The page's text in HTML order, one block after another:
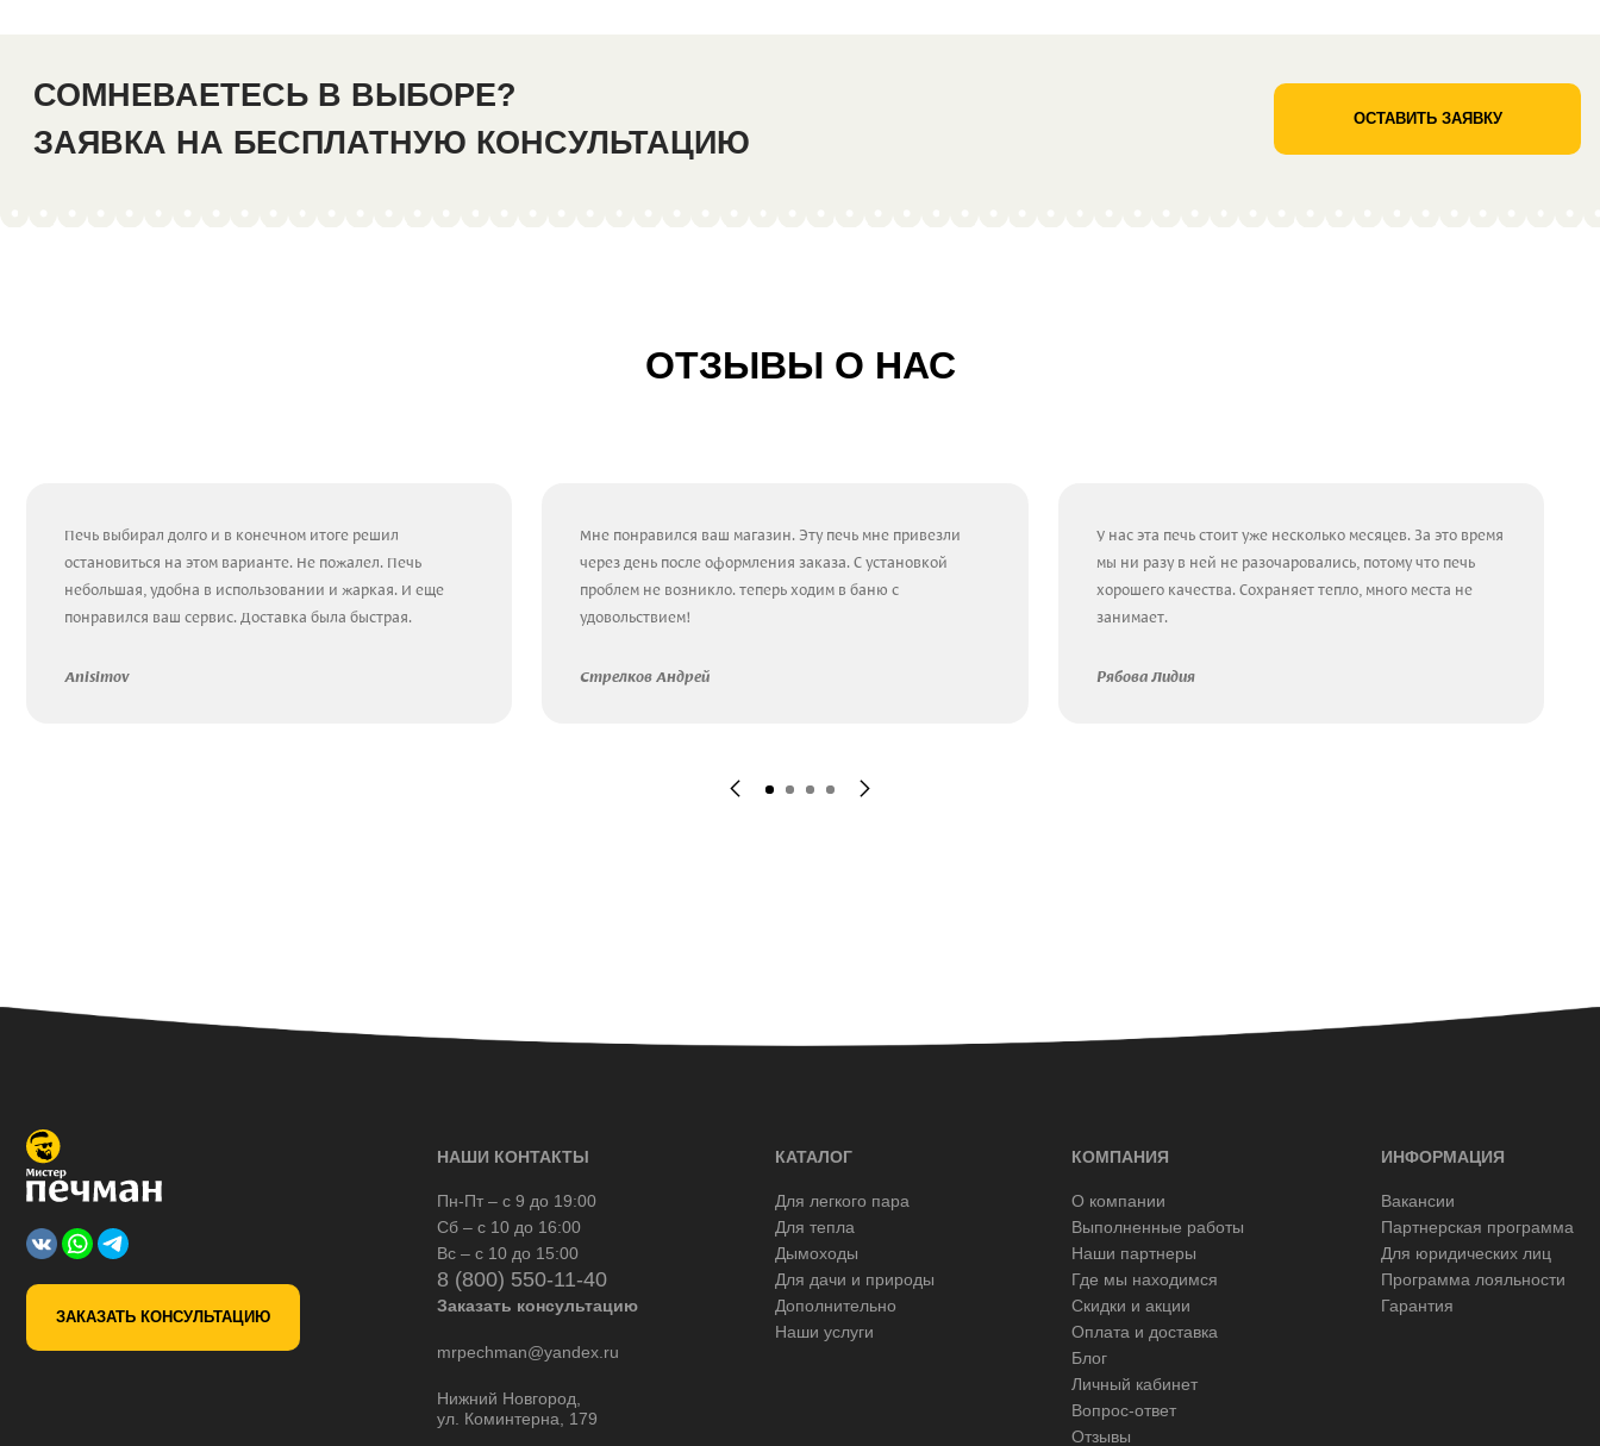
СОМНЕВАЕТЕСЬ В ВЫБОРЕ?
ЗАЯВКА НА БЕСПЛАТНУЮ КОНСУЛЬТАЦИЮ
ОСТАВИТЬ ЗАЯВКУ
ОТЗЫВЫ О НАС
Печь выбирал долго и в конечном итоге решил
остановиться на этом варианте. Не пожалел. Печь
небольшая, удобна в использовании и жаркая. И еще
понравился ваш сервис. Доставка была быстрая.
Anisimov
Мне понравился ваш магазин. Эту печь мне привезли
через день после оформления заказа. С установкой
проблем не возникло. теперь ходим в баню с
удовольствием!
Стрелков Андрей
У нас эта печь стоит уже несколько месяцев. За это время
мы ни разу в ней не разочаровались, потому что печь
хорошего качества. Сохраняет тепло, много места не
занимает.
Рябова Лидия
ЗАКАЗАТЬ КОНСУЛЬТАЦИЮ
НАШИ КОНТАКТЫ
Пн-Пт – с 9 до 19:00
Сб – с 10 до 16:00
Вс – с 10 до 15:00
8 (800) 550-11-40
Заказать консультацию
mrpechman@yandex.ru
Нижний Новгород,
ул. Коминтерна, 179
КАТАЛОГ
Для легкого пара
Для тепла
Дымоходы
Для дачи и природы
Дополнительно
Наши услуги
КОМПАНИЯ
О компании
Выполненные работы
Наши партнеры
Где мы находимся
Скидки и акции
Оплата и доставка
Блог
Личный кабинет
Вопрос-ответ
Отзывы
ИНФОРМАЦИЯ
Вакансии
Партнерская программа
Для юридических лиц
Программа лояльности
Гарантия